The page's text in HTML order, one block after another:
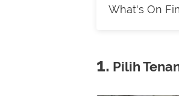
What's On
1. Pilih